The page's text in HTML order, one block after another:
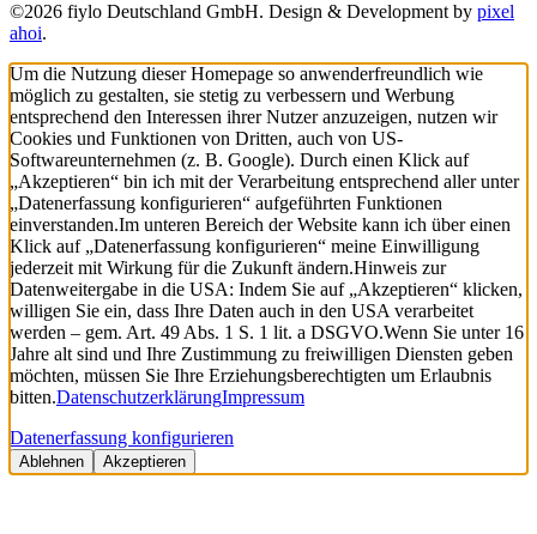
©2026 fiylo Deutschland GmbH. Design & Development by pixel
ahoi.
Um die Nutzung dieser Homepage so anwenderfreundlich wie
möglich zu gestalten, sie stetig zu verbessern und Werbung
entsprechend den Interessen ihrer Nutzer anzuzeigen, nutzen wir
Cookies und Funktionen von Dritten, auch von US-
Softwareunternehmen (z. B. Google). Durch einen Klick auf
„Akzeptieren“ bin ich mit der Verarbeitung entsprechend aller unter
„Datenerfassung konfigurieren“ aufgeführten Funktionen
einverstanden.Im unteren Bereich der Website kann ich über einen
Klick auf „Datenerfassung konfigurieren“ meine Einwilligung
jederzeit mit Wirkung für die Zukunft ändern.Hinweis zur
Datenweitergabe in die USA: Indem Sie auf „Akzeptieren“ klicken,
willigen Sie ein, dass Ihre Daten auch in den USA verarbeitet
werden – gem. Art. 49 Abs. 1 S. 1 lit. a DSGVO.Wenn Sie unter 16
Jahre alt sind und Ihre Zustimmung zu freiwilligen Diensten geben
möchten, müssen Sie Ihre Erziehungsberechtigten um Erlaubnis
bitten.DatenschutzerklärungImpressum
Datenerfassung konfigurieren
Ablehnen Akzeptieren